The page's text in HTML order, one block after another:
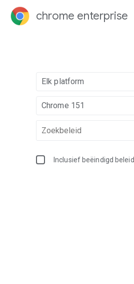
chrome enterprise
Elk platform
Chrome 151
Inclusief beëindigd beleid